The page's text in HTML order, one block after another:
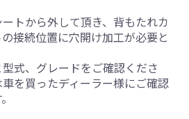
ートから外して頂き、背もたれカ
接続位置に穴開け加工が必要と
式、グレードをご確認くださ
を買ったディーラー様にご確認